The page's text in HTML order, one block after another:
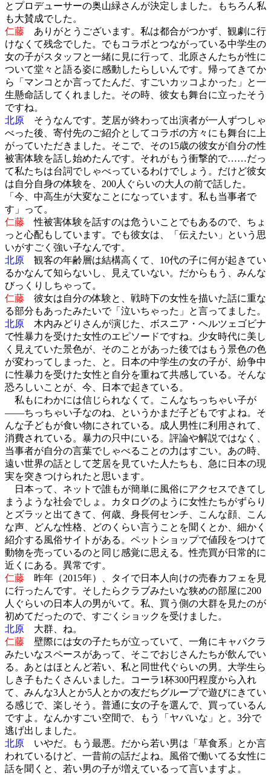
とプロデューサーの奥山緑さんが決定しました。もちろん私
も大賛成でした。
仁藤 ありがとうございます。私は都合がつかず、観劇に行
けなくて残念でした。でもコラボとつながっている中学生の
女の子がスタッフと一緒に見に行って、北原さんたちが性に
ついて堂々と語る姿に感動したらしいんです。帰ってきてか
ら「マンコとか言ってたんだ、すごいカッコよかった」と一
生懸命話してくれました。その時、彼女も舞台に立ったそう
ですね。
北原 そうなんです。芝居が終わって出演者が一人ずつしゃ
べった後、寄付先のご紹介としてコラボの方々にも舞台に上
がっていただきました。そこで、その15歳の彼女が自分の性
被害体験を話し始めたんです。それがもう衝撃的で……だっ
て私たちは台詞でしゃべっているわけでしょう。だけど彼女
は自分自身の体験を、200人ぐらいの大人の前で話した。
「今、中高生が大変なことになっています。私も当事者で
す」って。
仁藤 性被害体験を話すのは危ういことでもあるので、ちょ
っと心配もしています。でも彼女は、「伝えたい」という思
いがすごく強い子なんです。
北原 観客の年齢層は結構高くて、10代の子に何が起きてい
るかなんて知らないし、見えていない。だからもう、みんな
びっくりしちゃって。
仁藤 彼女は自分の体験と、戦時下の女性を描いた話に重な
る部分もあったみたいで「泣いちゃった」と言ってました。
北原 木内みどりさんが演じた、ボスニア・ヘルツェゴビナ
で性暴力を受けた女性のエピソードですね。少女時代に美し
く見えていた景色が、そのことがあった後ではもう景色の色
が変わってしまった、と。日本の中学生の女の子が、紛争中
に性暴力を受けた女性と自分を重ねて共感している。そんな
恐ろしいことが、今、日本で起きている。
私もにわかには信じられなくて。こんなちっちゃい子が
――ちっちゃい子なのね、というかまだ子どもですよね。そ
んな子どもが食い物にされている。成人男性に利用されて、
消費されている。暴力の只中にいる。評論や解説ではなく、
当事者が自分の言葉でしゃべることの力はすごい。あの時、
遠い世界の話として芝居を見ていた人たちも、急に日本の現
実を突きつけられたと思います。
日本って、ネットで誰もが簡単に風俗にアクセスできてし
まうような社会でしょ。カタログのように女性たちがずらり
とズラッと出てきて、何歳、身長何センチ、こんな顔、こん
な声、どんな性格、どのくらい言うことを聞くとか、細かく
紹介する風俗サイトがある。ペットショップで値段をつけて
動物を売っているのと同じ感覚に思える。性売買が日常的に
近くにある。異常です。
仁藤 昨年（2015年）、タイで日本人向けの売春カフェを見
に行ったんです。そしたらクラブみたいな狭めの部屋に200
人ぐらいの日本人の男がいて。私、買う側の大群を見たのが
初めてだったので、すごくショックを受けました。
北原 大群、ね。
仁藤 壁際には女の子たちが立っていて、一角にキャバクラ
みたいなスペースがあって、そこでおじさんたちが飲んでい
る。あとはほとんど若い、私と同世代ぐらいの男。大学生ら
しき子もたくさんいました。コーラ1杯300円程度から入れ
て、みんな3人とか5人とかの友だちグループで遊びにきてい
る感じで、楽しそう。普通に女の子を選んで、買っているん
ですよ。なんかすごい空間で、もう「ヤバいな」と。3分で
逃げ出しました。
北原 いやだ。もう最悪。だから若い男は「草食系」とか言
われているけど、一昔前の話だよね。風俗で働いてる女性に
話を聞くと、若い男の子が増えているって言いますよ。